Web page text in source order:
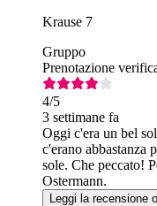
Krause 7
Gruppo
Prenotazione
4/5
3 settimane fa
Oggi c'era un bel
c'erano abbastanza
sole. Che peccato!
Ostermann.
Leggi la recensione